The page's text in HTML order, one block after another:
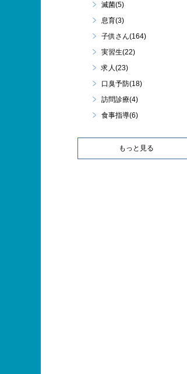
滅菌(5)
息育(3)
子供さん(164)
実習生(22)
求人(23)
口臭予防(18)
訪問診療(4)
食事指導(6)
もっと見る